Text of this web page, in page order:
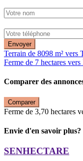
Envoyer
Terrain de 8098 m² vers
Ferme de 7 hectares
Comparer des
Comparer
Ferme de 3,70 hectares
Envie d'en savoir plus?
SENHECTARE